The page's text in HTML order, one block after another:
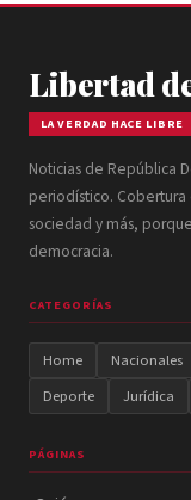
Libertad
LA VERDAD HACE LIBRE
Noticias de República
periodístico.
sociedad y más,
democracia.
CATEGORÍAS
Home Nacionales
Deporte
Jurídica
PÁGINAS